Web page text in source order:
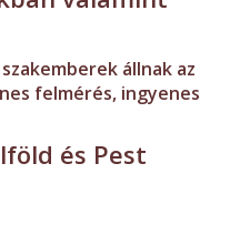
állnak az
felmérés, ingyenes
és Pest